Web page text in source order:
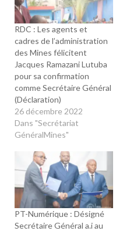
RDC : Les agents et
cadres de l’administration
des Mines félicitent
Jacques Ramazani Lutuba
pour sa confirmation
comme Secrétaire Général
(Déclaration)
26 décembre 2022
Dans "Secrétariat
GénéralMines"
PT-Numérique : Désigné
Secrétaire Général a.i au